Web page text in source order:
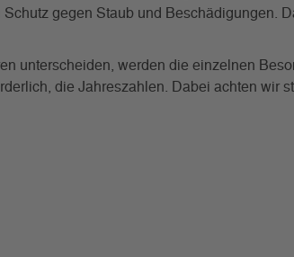
gegen Staub und Beschädigungen.
unterscheiden, werden die einzelnen
die Jahreszahlen. Dabei achten wir